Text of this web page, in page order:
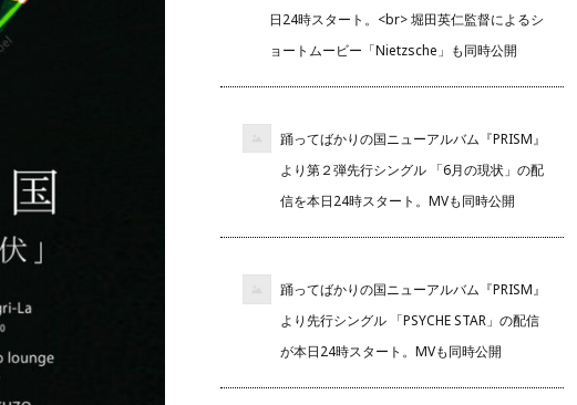
日24時スタート。<br> 堀田英仁監督によるシ
ョートムービー「Nietzsche」も同時公開
踊ってばかりの国ニューアルバム『PRISM』
より第２弾先行シングル 「6月の現状」の配
信を本日24時スタート。MVも同時公開
踊ってばかりの国ニューアルバム『PRISM』
より先行シングル 「PSYCHE STAR」の配信
が本日24時スタート。MVも同時公開